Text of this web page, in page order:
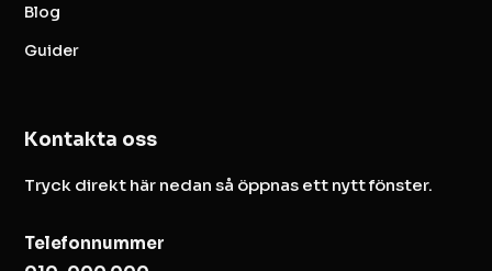
Blog
Guider
Kontakta oss
Tryck direkt här nedan så öppnas ett nytt fönster.
Telefonnummer